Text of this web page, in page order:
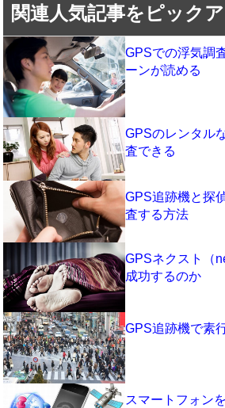
関連人気記事をピック
GPSでの浮気調
ーンが読める
GPSのレンタル
査できる
GPS追跡機と探
査する方法
GPSネクスト（
成功するのか
GPS追跡機で素
スマートフォン